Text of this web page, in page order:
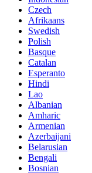
Czech
Afrikaans
Swedish
Polish
Basque
Catalan
Esperanto
Hindi
Lao
Albanian
Amharic
Armenian
Azerbaijani
Belarusian
Bengali
Bosnian